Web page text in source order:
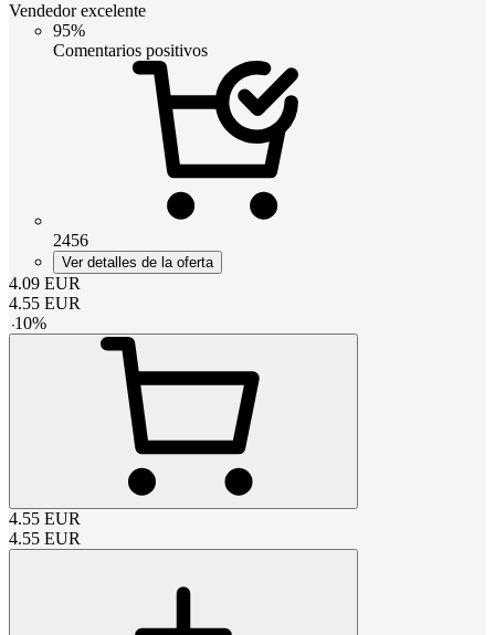
Vendedor excelente
95%
Comentarios positivos
2456
Ver detalles de la oferta
4.09 EUR
4.55 EUR
-10%
4.55 EUR
4.55 EUR